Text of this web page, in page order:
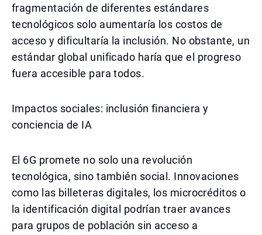
fragmentación de diferentes estándares
tecnológicos solo aumentaría los costos de
acceso y dificultaría la inclusión. No obstante, un
estándar global unificado haría que el progreso
fuera accesible para todos.
Impactos sociales: inclusión financiera y
conciencia de IA
El 6G promete no solo una revolución
tecnológica, sino también social. Innovaciones
como las billeteras digitales, los microcréditos o
la identificación digital podrían traer avances
para grupos de población sin acceso a